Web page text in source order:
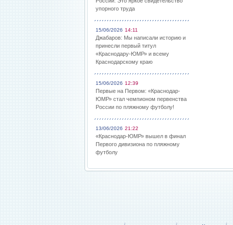
упорного труда
15/06/2026 14:11
Джабаров: Мы написали историю и
принесли первый титул
«Краснодару-ЮМР» и всему
Краснодарскому краю
15/06/2026 12:39
Первые на Первом: «Краснодар-
ЮМР» стал чемпионом первенства
России по пляжному футболу!
13/06/2026 21:22
«Краснодар-ЮМР» вышел в финал
Первого дивизиона по пляжному
футболу